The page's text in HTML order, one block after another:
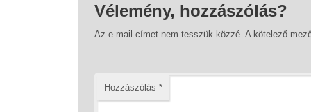
Vélemény, hozzászólás?
Az e-mail címet nem tesszük közzé. A kötelező
Hozzászólás *